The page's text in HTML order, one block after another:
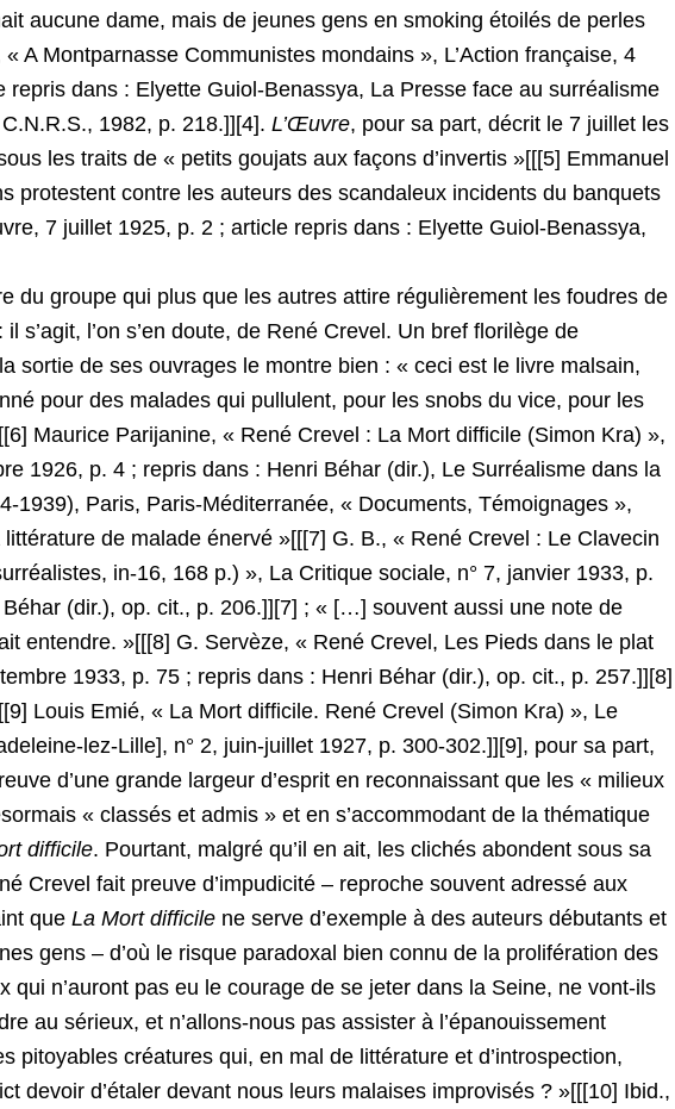
aucune dame, mais de jeunes gens en smoking étoilés de perles
A Montparnasse Communistes mondains », L’Action française, 4
repris dans : Elyette Guiol-Benassya, La Presse face au surréalisme
1982, p. 218.]][4]. L’Œuvre, pour sa part, décrit le 7 juillet les
les traits de « petits goujats aux façons d’invertis »[[[5] Emmanuel
protestent contre les auteurs des scandaleux incidents du banquets
7 juillet 1925, p. 2 ; article repris dans : Elyette Guiol-Benassya,
du groupe qui plus que les autres attire régulièrement les foudres de
s’agit, l’on s’en doute, de René Crevel. Un bref florilège de
sortie de ses ouvrages le montre bien : « ceci est le livre malsain,
pour des malades qui pullulent, pour les snobs du vice, pour les
Maurice Parijanine, « René Crevel : La Mort difficile (Simon Kra) »,
1926, p. 4 ; repris dans : Henri Béhar (dir.), Le Surréalisme dans la
1939), Paris, Paris-Méditerranée, « Documents, Témoignages »,
de malade énervé »[[[7] G. B., « René Crevel : Le Clavecin
in-16, 168 p.) », La Critique sociale, n° 7, janvier 1933, p.
(dir.), op. cit., p. 206.]][7] ; « […] souvent aussi une note de
entendre. »[[[8] G. Servèze, « René Crevel, Les Pieds dans le plat
1933, p. 75 ; repris dans : Henri Béhar (dir.), op. cit., p. 257.]][8]
Louis Emié, « La Mort difficile. René Crevel (Simon Kra) », Le
lez-Lille], n° 2, juin-juillet 1927, p. 300-302.]][9], pour sa part,
d’une grande largeur d’esprit en reconnaissant que les « milieux
« classés et admis » et en s’accommodant de la thématique
difficile. Pourtant, malgré qu’il en ait, les clichés abondent sous sa
Crevel fait preuve d’impudicité – reproche souvent adressé aux
que La Mort difficile ne serve d’exemple à des auteurs débutants et
gens – d’où le risque paradoxal bien connu de la prolifération des
qui n’auront pas eu le courage de se jeter dans la Seine, ne vont-ils
au sérieux, et n’allons-nous pas assister à l’épanouissement
pitoyables créatures qui, en mal de littérature et d’introspection,
devoir d’étaler devant nous leurs malaises improvisés ? »[[[10] Ibid.,